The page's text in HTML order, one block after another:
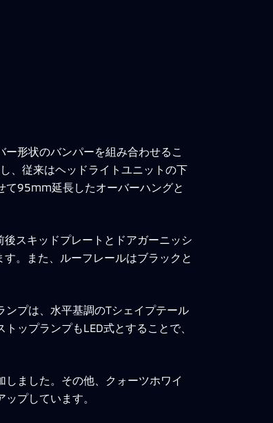
形状のバンパーを組み合わせるこ
、従来はヘッドライトユニットの下
て95mm延長したオーバーハングと
スキッドプレートとドアガーニッシ
。また、ルーフレールはブラックと
プは、水平基調のTシェイプテール
ップランプもLED式とすることで、
ました。その他、クォーツホワイ
プしています。